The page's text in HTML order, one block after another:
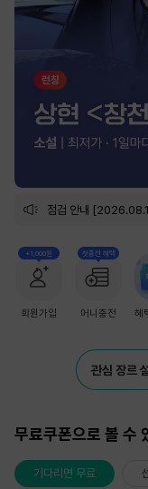
점검 안내
+1,000원
회원가입
첫충전 혜택
머니충전 혜
관심 장르
무료쿠폰으로 볼 수
기다리면 무료